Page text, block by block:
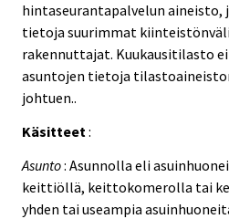
hintaseurantapalvelun
tietoja suurimmat
rakennuttajat. Kuukausitilasto ei
asuntojen tietoja
johtuen..
Käsitteet:
Asunto: Asunnolla eli
keittiöllä, keittokomerolla tai
yhden tai useampia